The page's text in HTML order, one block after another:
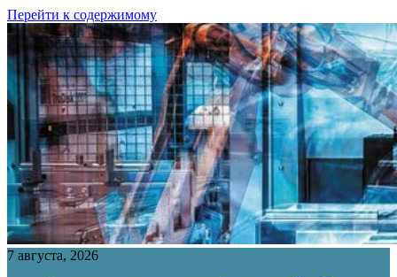
Перейти к содержимому
7 августа, 2026